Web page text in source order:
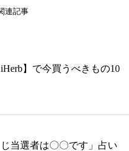
連記事
】で今買うべきもの10
じ当選者は〇〇です」占い